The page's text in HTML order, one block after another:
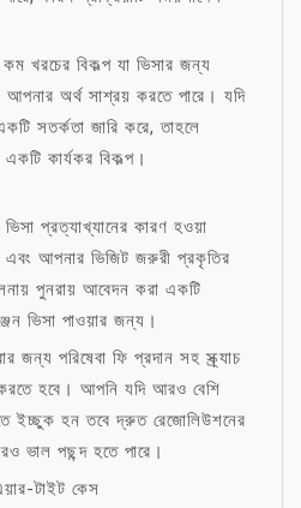
খরচের বিকল্প যা ভিসার জন্য
অর্থ সাশ্রয় করতে পারে। যদি
সতর্কতা জারি করে, তাহলে
কার্যকর বিকল্প।
প্রত্যাখ্যানের কারণ হওয়া
এবং আপনার ভিজিট জরুরী প্রকৃতির
পুনরায় আবেদন করা একটি
ভিসা পাওয়ার জন্য।
জন্য পরিষেবা ফি প্রদান সহ স্ক্র্যাচ
হবে। আপনি যদি আরও বেশি
ইচ্ছুক হন তবে দ্রুত রেজোলিউশনের
ভাল পছন্দ হতে পারে।
টাইট কেস